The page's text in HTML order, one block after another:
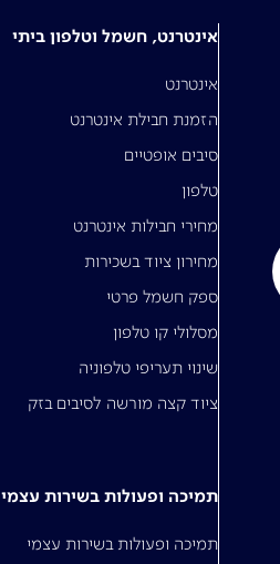
אינטרנט, חשמל וטלפון ביתי
אינטרנט
הזמנת חבילת אינטרנט
סיבים אופטיים
טלפון
מחירי חבילות אינטרנט
מחירון ציוד בשכירות
ספק חשמל פרטי
מסלולי קו טלפון
שינוי תעריפי טלפוניה
ציוד קצה מורשה לסיבים בזק
תמיכה ופעולות בשירות עצמי
תמיכה ופעולות בשירות עצמי